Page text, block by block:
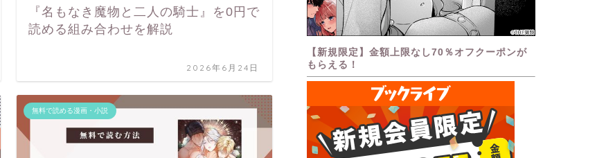
『名もなき魔物と二人の騎士』を0円で
読める組み合わせを解説
2026年6月24日
無料で読める漫画・小説
【新規限定】金額上限なし70％オフクーポンが
もらえる！